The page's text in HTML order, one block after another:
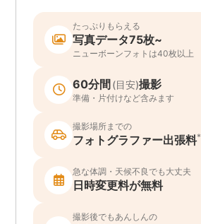
たっぷりもらえる
写真データ75枚~
ニューボーンフォトは40枚以上
60分間 (目安)撮影
準備・片付けなど含みます
撮影場所までの
フォトグラファー出張料*
急な体調・天候不良でも大丈夫
日時変更料が無料
撮影後でもあんしんの